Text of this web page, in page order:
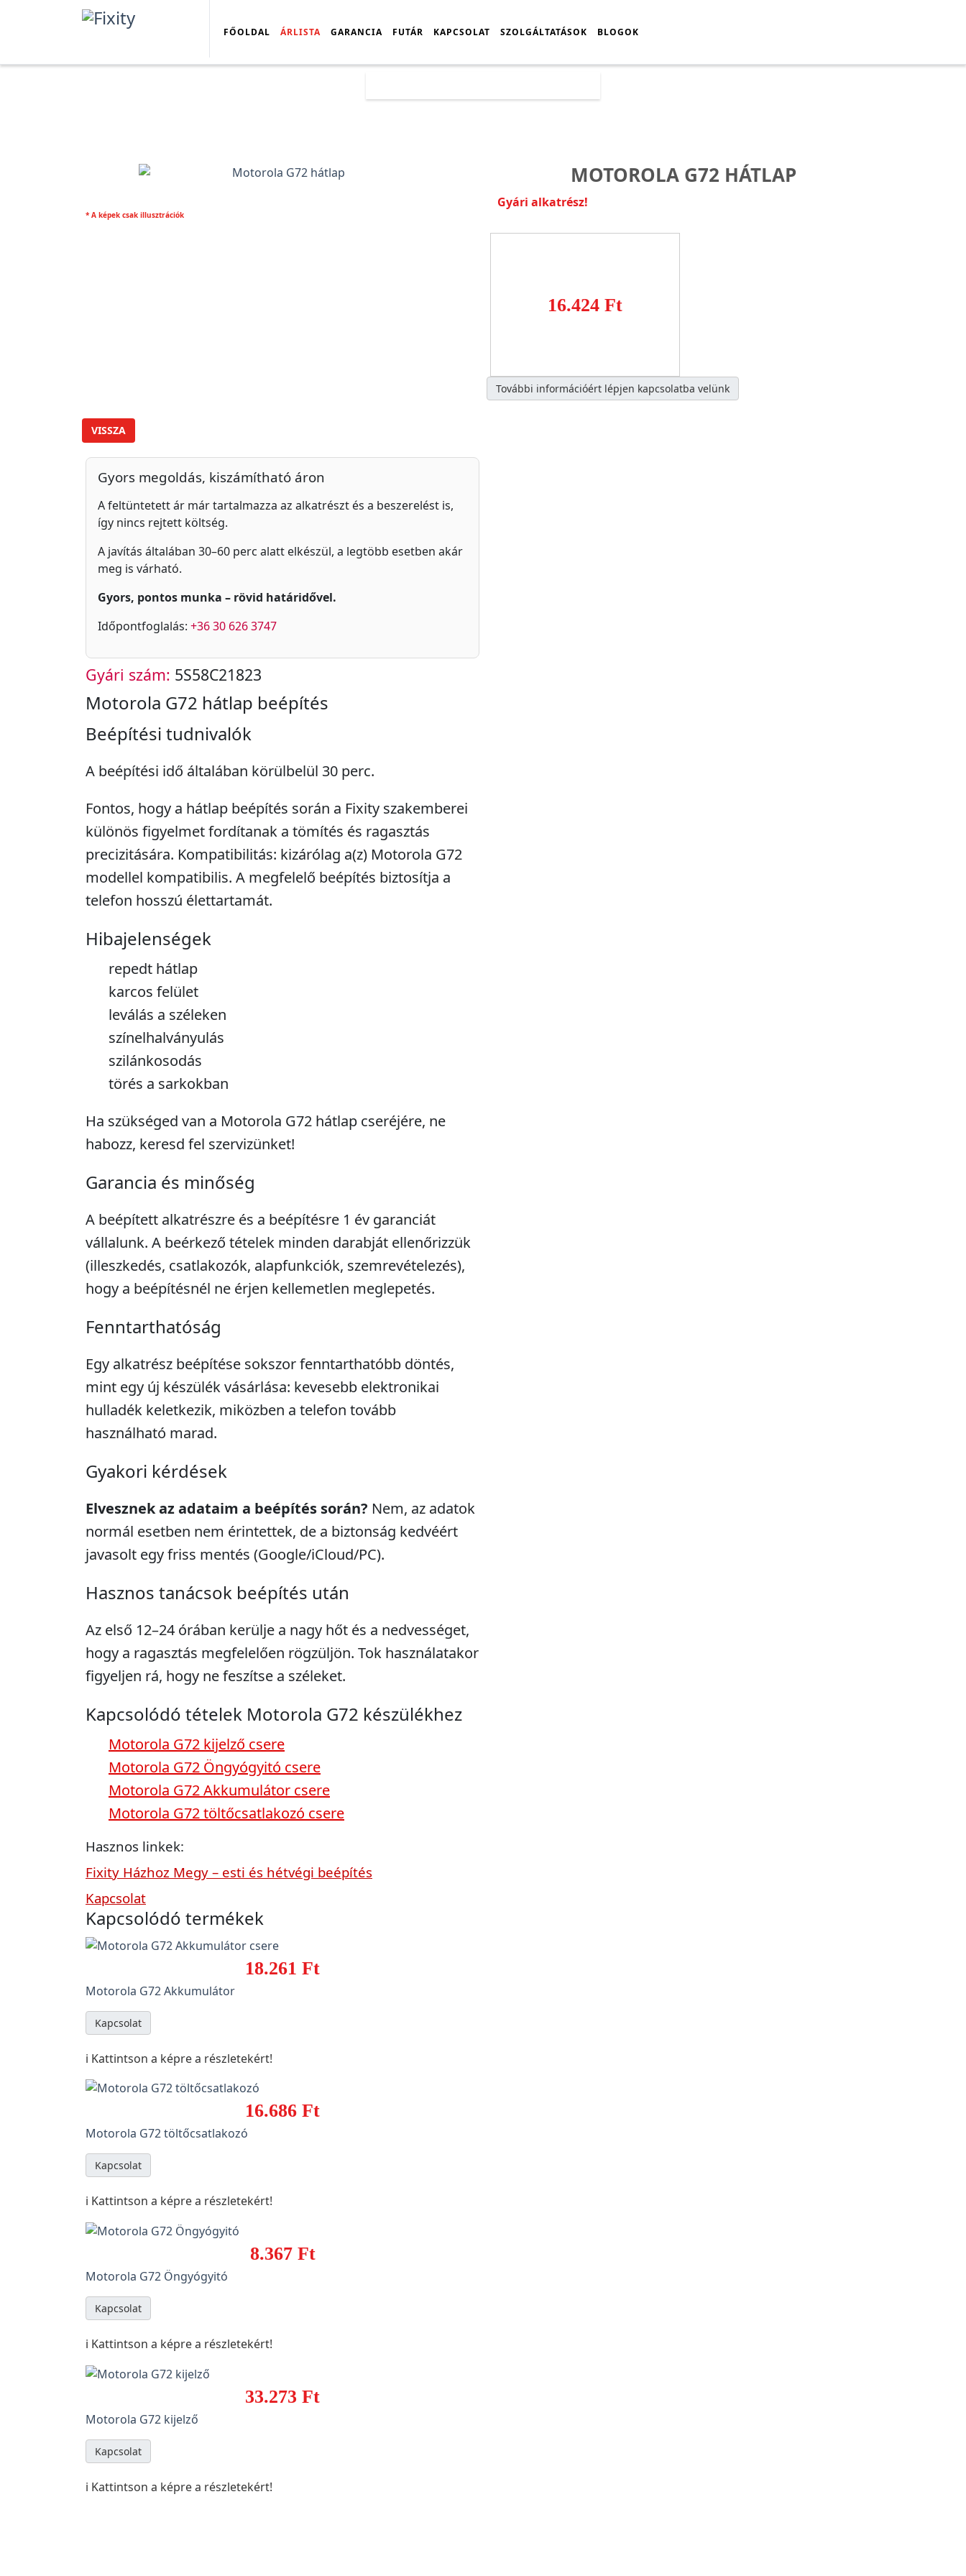
FŐOLDAL ÁRLISTA GARANCIA FUTÁR KAPCSOLAT SZOLGÁLTATÁSOK BLOGOK
* A képek csak illusztrációk
MOTOROLA G72 HÁTLAP
Gyári alkatrész!
16.424 Ft
További információért lépjen kapcsolatba velünk
VISSZA
Gyors megoldás, kiszámítható áron
A feltüntetett ár már tartalmazza az alkatrészt és a beszerelést is,
így nincs rejtett költség.
A javítás általában 30–60 perc alatt elkészül, a legtöbb esetben akár
meg is várható.
Gyors, pontos munka – rövid határidővel.
Időpontfoglalás: +36 30 626 3747
Gyári szám: 5S58C21823
Motorola G72 hátlap beépítés
Beépítési tudnivalók
A beépítési idő általában körülbelül 30 perc.
Fontos, hogy a hátlap beépítés során a Fixity szakemberei
különös figyelmet fordítanak a tömítés és ragasztás
precizitására. Kompatibilitás: kizárólag a(z) Motorola G72
modellel kompatibilis. A megfelelő beépítés biztosítja a
telefon hosszú élettartamát.
Hibajelenségek
repedt hátlap
karcos felület
leválás a széleken
színelhalványulás
szilánkosodás
törés a sarkokban
Ha szükséged van a Motorola G72 hátlap cseréjére, ne
habozz, keresd fel szervizünket!
Garancia és minőség
A beépített alkatrészre és a beépítésre 1 év garanciát
vállalunk. A beérkező tételek minden darabját ellenőrizzük
(illeszkedés, csatlakozók, alapfunkciók, szemrevételezés),
hogy a beépítésnél ne érjen kellemetlen meglepetés.
Fenntarthatóság
Egy alkatrész beépítése sokszor fenntarthatóbb döntés,
mint egy új készülék vásárlása: kevesebb elektronikai
hulladék keletkezik, miközben a telefon tovább
használható marad.
Gyakori kérdések
Elvesznek az adataim a beépítés során? Nem, az adatok
normál esetben nem érintettek, de a biztonság kedvéért
javasolt egy friss mentés (Google/iCloud/PC).
Hasznos tanácsok beépítés után
Az első 12–24 órában kerülje a nagy hőt és a nedvességet,
hogy a ragasztás megfelelően rögzüljön. Tok használatakor
figyeljen rá, hogy ne feszítse a széleket.
Kapcsolódó tételek Motorola G72 készülékhez
Motorola G72 kijelző csere
Motorola G72 Öngyógyitó csere
Motorola G72 Akkumulátor csere
Motorola G72 töltőcsatlakozó csere
Hasznos linkek:
Fixity Házhoz Megy – esti és hétvégi beépítés
Kapcsolat
Kapcsolódó termékek
18.261 Ft
Motorola G72 Akkumulátor
Kapcsolat
ℹ️ Kattintson a képre a részletekért!
16.686 Ft
Motorola G72 töltőcsatlakozó
Kapcsolat
ℹ️ Kattintson a képre a részletekért!
8.367 Ft
Motorola G72 Öngyógyitó
Kapcsolat
ℹ️ Kattintson a képre a részletekért!
33.273 Ft
Motorola G72 kijelző
Kapcsolat
ℹ️ Kattintson a képre a részletekért!